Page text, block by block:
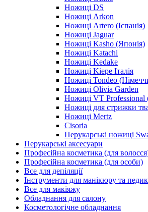
Ножиці DS
Ножиці Arkon
Ножиці Artero (Іспанія)
Ножиці Jaguar
Ножиці Kasho (Японія)
Ножиці Katachi
Ножиці Kedake
Ножиці Kiepe Італія
Ножиці Tondeo
Ножиці Olivia Garden
Ножиці VT Professional
Ножиці для стрижки
Ножиці Mertz
Cisoria
Перукарські ножиці
Перукарські аксесуари
Професійна косметика (для
Професійна косметика (для особи)
Все для депіляції
Інструменти для манікюру та
Все для макіяжу
Обладнання для салону
Косметологічне обладнання